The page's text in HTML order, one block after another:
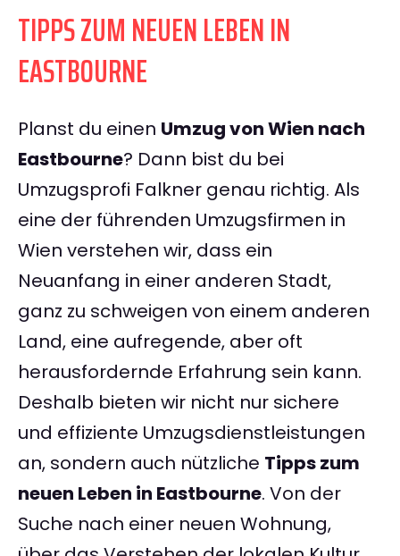
TIPPS ZUM NEUEN LEBEN IN
EASTBOURNE
Planst du einen Umzug von Wien nach
Eastbourne? Dann bist du bei
Umzugsprofi Falkner genau richtig. Als
eine der führenden Umzugsfirmen in
Wien verstehen wir, dass ein
Neuanfang in einer anderen Stadt,
ganz zu schweigen von einem anderen
Land, eine aufregende, aber oft
herausfordernde Erfahrung sein kann.
Deshalb bieten wir nicht nur sichere
und effiziente Umzugsdienstleistungen
an, sondern auch nützliche Tipps zum
neuen Leben in Eastbourne. Von der
Suche nach einer neuen Wohnung,